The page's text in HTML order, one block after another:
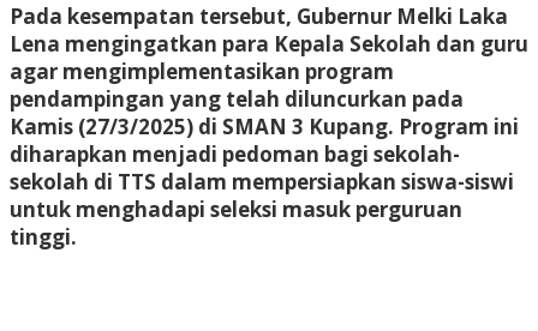
Pada kesempatan tersebut, Gubernur Melki Laka
Lena mengingatkan para Kepala Sekolah dan guru
agar mengimplementasikan program
pendampingan yang telah diluncurkan pada
Kamis (27/3/2025) di SMAN 3 Kupang. Program ini
diharapkan menjadi pedoman bagi sekolah-
sekolah di TTS dalam mempersiapkan siswa-siswi
untuk menghadapi seleksi masuk perguruan
tinggi.